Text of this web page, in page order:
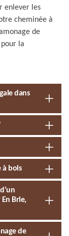
enlever les
cheminée à
de
la
dans
à bois
Brie,
de